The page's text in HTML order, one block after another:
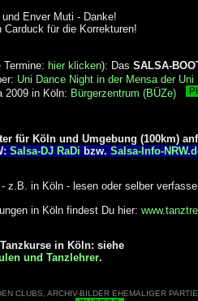
Enver Muti - Danke!
für die Korrekturen!
Termine: hier klicken): Das SALSA-
Uni Dance Night in der Mensa der
2009 in Köln: Bürgerzentrum (BÜZe)
für Köln und Umgebung (100km)
Salsa-DJ RaDi bzw. Salsa-Info-
z.B. in Köln - lesen oder selber
in Köln findest Du hier:
in Köln: siehe
und Tanzlehrer.
CLUBS, ARCHIV-BILDER EHEMALIGER